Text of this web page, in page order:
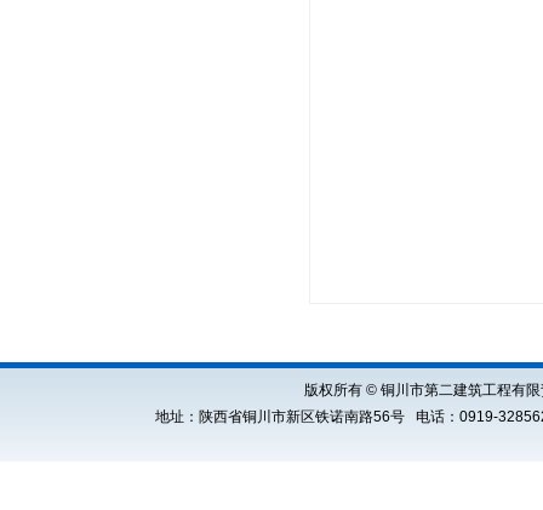
版权所有 © 铜川市第二建筑工程有
地址：陕西省铜川市新区铁诺南路56号 电话：0919-